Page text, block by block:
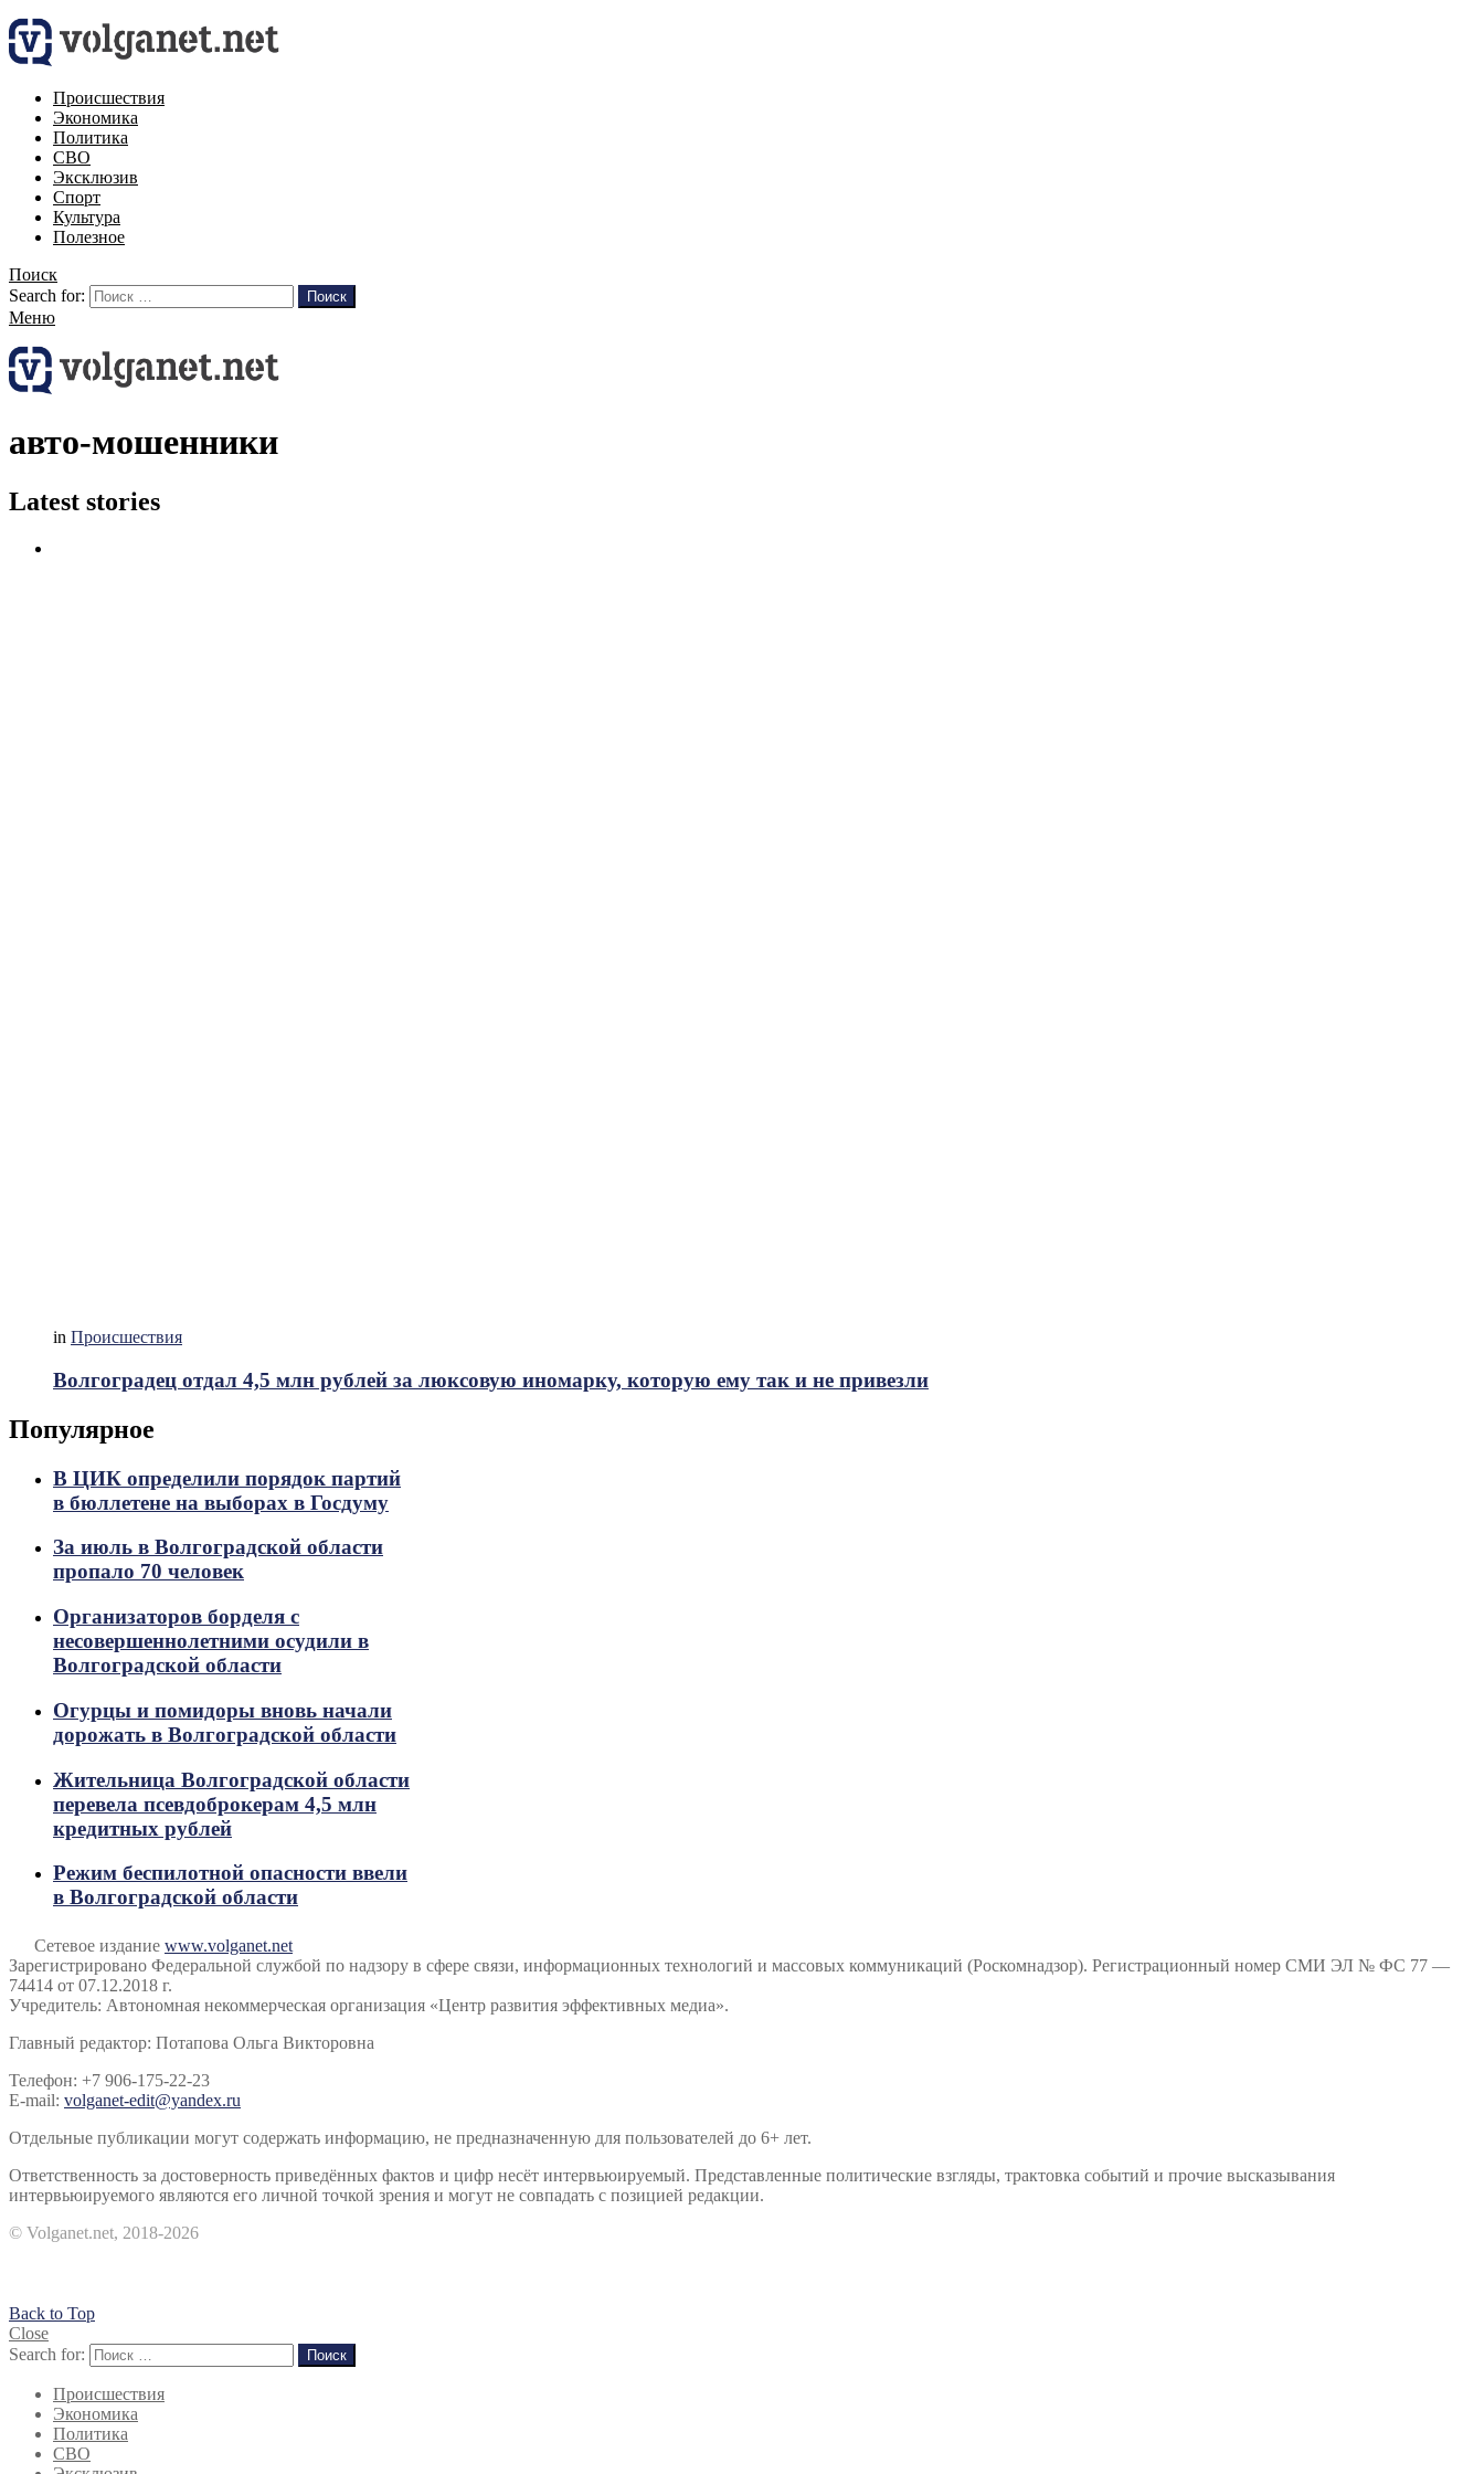
Происшествия
Экономика
Политика
СВО
Эксклюзив
Спорт
Культура
Полезное
Поиск
Search for:
Поиск
Меню
авто-мошенники
Latest stories
in Происшествия
Волгоградец отдал 4,5 млн рублей за люксовую иномарку, которую ему так и не привезли
Популярное
В ЦИК определили порядок партий
в бюллетене на выборах в Госдуму
За июль в Волгоградской области
пропало 70 человек
Организаторов борделя с
несовершеннолетними осудили в
Волгоградской области
Огурцы и помидоры вновь начали
дорожать в Волгоградской области
Жительница Волгоградской области
перевела псевдоброкерам 4,5 млн
кредитных рублей
Режим беспилотной опасности ввели
в Волгоградской области
Сетевое издание www.volganet.net
Зарегистрировано Федеральной службой по надзору в сфере связи, информационных технологий и массовых коммуникаций (Роскомнадзор). Регистрационный номер СМИ ЭЛ № ФС 77 —
74414 от 07.12.2018 г.
Учредитель: Автономная некоммерческая организация «Центр развития эффективных медиа».
Главный редактор: Потапова Ольга Викторовна
Телефон: +7 906-175-22-23
E-mail: volganet-edit@yandex.ru
Отдельные публикации могут содержать информацию, не предназначенную для пользователей до 6+ лет.
Ответственность за достоверность приведённых фактов и цифр несёт интервьюируемый. Представленные политические взгляды, трактовка событий и прочие высказывания
интервьюируемого являются его личной точкой зрения и могут не совпадать с позицией редакции.
© Volganet.net, 2018-2026
Back to Top
Close
Search for:
Поиск
Происшествия
Экономика
Политика
СВО